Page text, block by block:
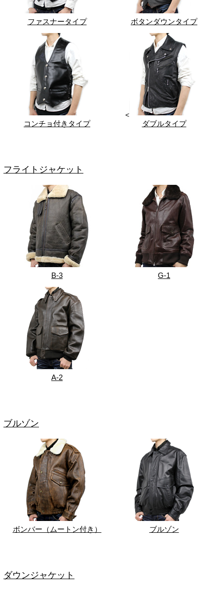
ファスナータイプ ボタンダウンタイプ
コンチョ付きタイプ
<
ダブルタイプ
フライトジャケット
B-3 G-1
A-2
ブルゾン
ボンバー（ムートン付き） ブルゾン
ダウンジャケット